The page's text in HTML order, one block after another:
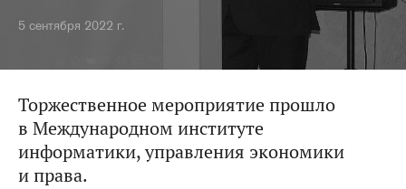
5 сентября 2022 г.
Торжественное мероприятие прошло
в Международном институте
информатики, управления экономики
и права.